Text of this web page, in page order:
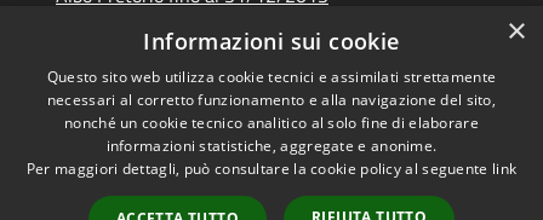
Documenti e dati
Accessibilità
Copyright © 2026 • Unione dei
Comuni Montani Amiata
Grossetana • Powered by
×
Informazioni sui cookie
Questo sito web utilizza cookie tecnici e assimilati strettamente
necessari al corretto funzionamento e alla navigazione del sito,
nonché un cookie tecnico analitico al solo fine di elaborare
informazioni statistiche, aggregate e anonime.
Per maggiori dettagli, può consultare la cookie policy al seguente link